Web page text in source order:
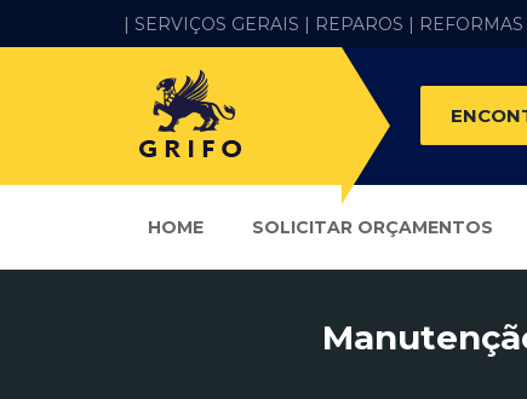
| SERVIÇOS GERAIS | REPAROS | REFORMAS
HOME SOLICITAR ORÇAMENTOS